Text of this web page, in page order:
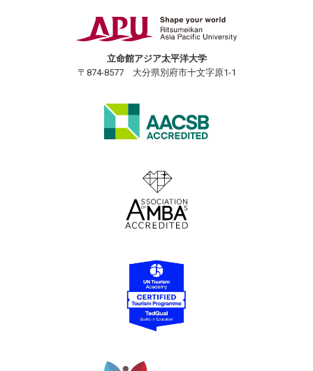
立命館アジア太平洋大学
〒874-8577 大分県別府市十文字原1-1